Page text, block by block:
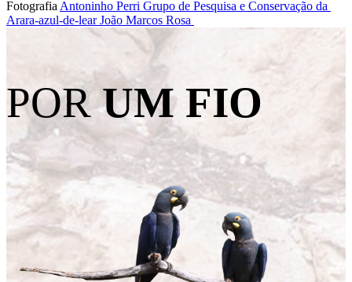
Fotografia Antoninho Perri Grupo de Pesquisa e Conservação da
Arara-azul-de-lear João Marcos Rosa
PORUM FIO